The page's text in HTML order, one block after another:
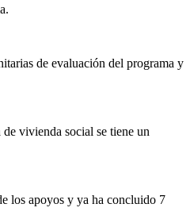
de evaluación del programa y
vivienda social se tiene un
los apoyos y ya ha concluido 7